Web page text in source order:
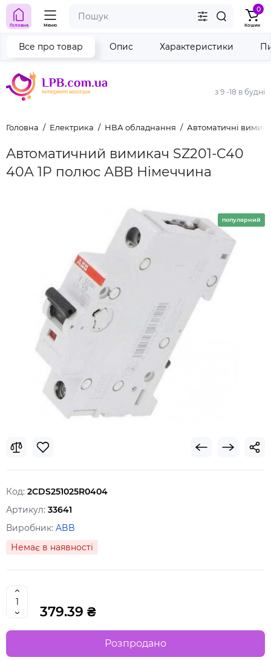
з 9 -18 в будні
Головна Меню
0
Кошик
Головна Електрика НВА обладнання Автоматичні
Автоматичний вимикач SZ201-C40
40A 1P полюс АВВ Німеччина
Все про товар Опис Характеристики
популярний
Код: 2CDS251025R0404
Артикул: 33641
Виробник: ABB
Немає в наявності
379.39 ₴
Розпродано